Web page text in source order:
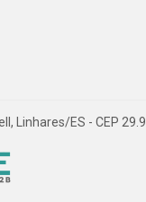
Linhares/ES - CEP